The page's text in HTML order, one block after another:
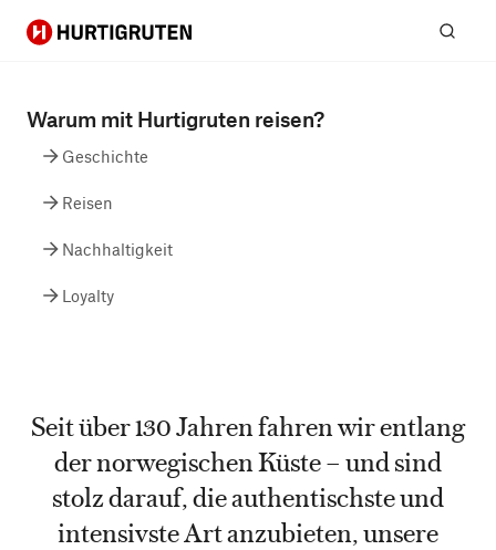
Hurtigruten
Warum mit Hurtigruten reisen?
Geschichte
Reisen
Nachhaltigkeit
Loyalty
Seit über 130 Jahren fahren wir entlang
der norwegischen Küste – und sind
stolz darauf, die authentischste und
intensivste Art anzubieten, unsere